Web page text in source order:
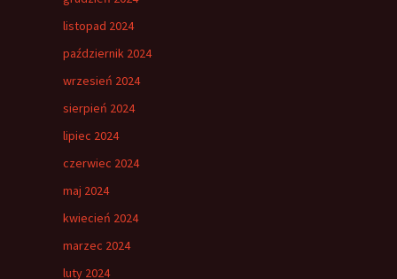
listopad 2024
październik 2024
wrzesień 2024
sierpień 2024
lipiec 2024
czerwiec 2024
maj 2024
kwiecień 2024
marzec 2024
luty 2024